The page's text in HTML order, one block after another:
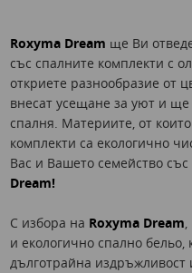
Roxyma Dream ще Ви
със спалните комплекти с
откриете разнообразие от
внесат усещане за уют и ще
спалня. Материите, от
комплекти са екологично
Вас и Вашето семейство
Dream!
С избора на Roxyma Dream,
и екологично спално бельо,
дълготрайна издръжливост